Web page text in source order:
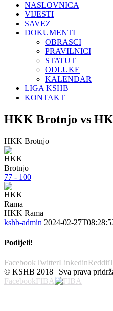
NASLOVNICA
VIJESTI
SAVEZ
DOKUMENTI
OBRASCI
PRAVILNICI
STATUT
ODLUKE
KALENDAR
LIGA KSHB
KONTAKT
HKK Brotnjo vs
HKK Brotnjo
77 - 100
HKK Rama
kshb-admin 2024-02-
Podijeli!
FacebookTwitterLinkedinReddit
© KSHB 2018 | Sva prava
FacebookFIBA